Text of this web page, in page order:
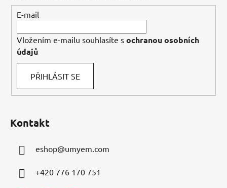
E-mail
Vložením e-mailu souhlasíte s ochranou osobních
údajů
PŘIHLÁSIT SE
Kontakt
eshop@umyem.com
+420 776 170 751